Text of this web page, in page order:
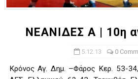
ΝΕΑΝΙΔΕΣ A | 10η
5.12.13 0
Κρόνος Αγ. Δημ. –Φάρος Κερ. 53-